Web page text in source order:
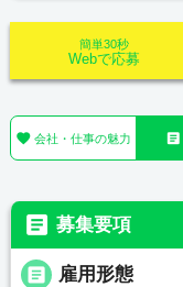
簡単30秒
Webで応募
 会社・仕事の魅力 
 募集要項
 雇用形態